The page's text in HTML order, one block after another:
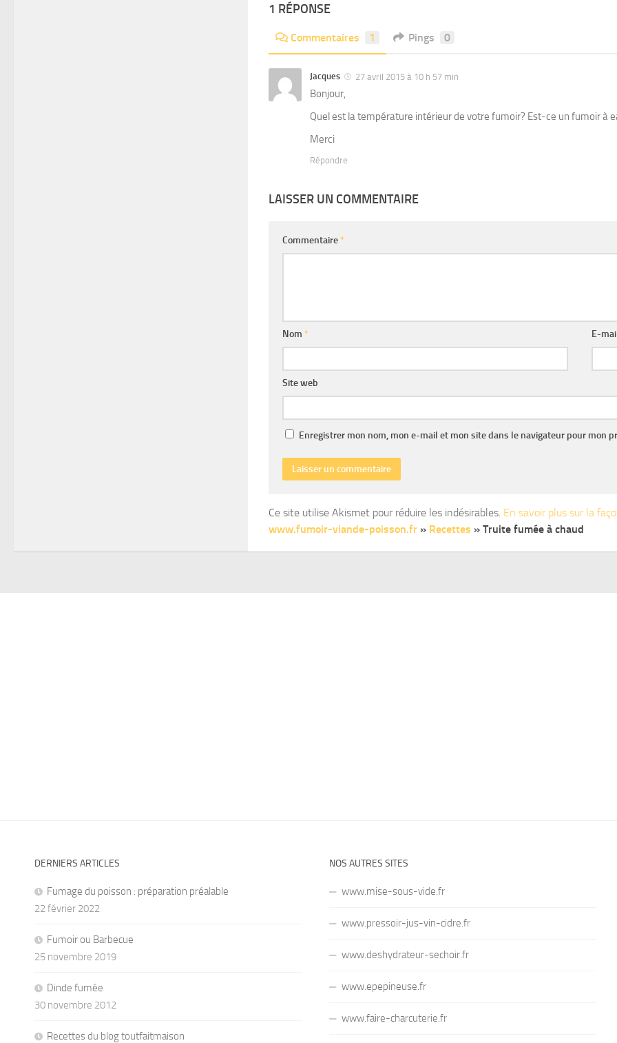
1 RÉPONSE
Commentaires 1 Pings 0
Jacques 27 avril 2015 à 10 h 57 min
Bonjour,
Quel est la température intérieur de votre fumoir? Est-ce un fumoir à
Merci
Répondre
LAISSER UN COMMENTAIRE
Commentaire *
Nom * E-
Site web
Enregistrer mon nom, mon e-mail et mon site dans le navigateur pour mon
Ce site utilise Akismet pour réduire les indésirables. En savoir plus sur la
www.fumoir-viande-poisson.fr » Recettes » Truite fumée à chaud
DERNIERS ARTICLES
Fumage du poisson : préparation préalable
22 février 2022
Fumoir ou Barbecue
25 novembre 2019
Dinde fumée
30 novembre 2012
Recettes du blog toutfaitmaison
NOS AUTRES SITES
www.mise-sous-vide.fr
www.pressoir-jus-vin-cidre.fr
www.deshydrateur-sechoir.fr
www.epepineuse.fr
www.faire-charcuterie.fr